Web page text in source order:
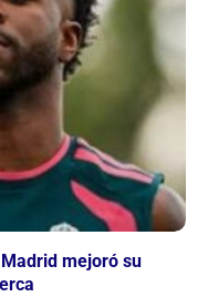
mejoró su